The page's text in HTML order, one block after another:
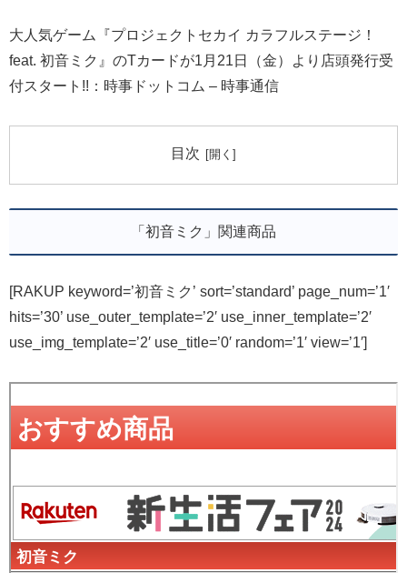
大人気ゲーム『プロジェクトセカイ カラフルステージ！
feat. 初音ミク』のTカードが1月21日（金）より店頭発行受
付スタート!!：時事ドットコム – 時事通信
目次
「初音ミク」関連商品
[RAKUP keyword=’初音ミク’ sort=’standard’ page_num=’1′
hits=’30’ use_outer_template=’2′ use_inner_template=’2′
use_img_template=’2′ use_title=’0′ random=’1′ view=’1′]